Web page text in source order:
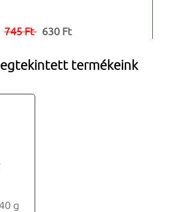
745 Ft 630 Ft
termékeink
g